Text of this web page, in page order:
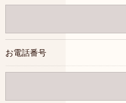
当店では、利用目的の達成に
これらの委託先に対しては個
適切な監督を行います。
＜個人情報の安全管理＞
お電話番号